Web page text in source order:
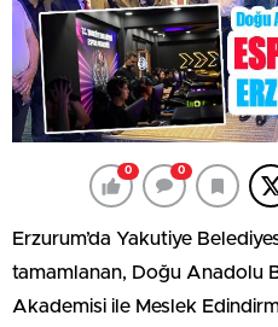
0 0
Erzurum’da Yakutiye
tamamlanan, Doğu Anadolu
Akademisi ile Meslek